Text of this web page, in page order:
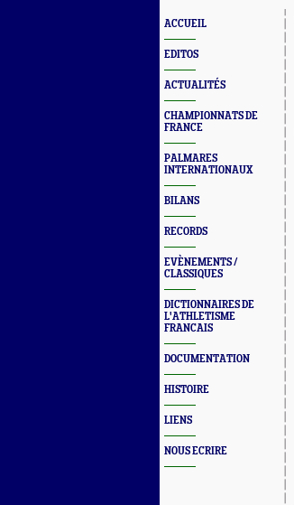
ACCUEIL
EDITOS
ACTUALITÉS
CHAMPIONNATS DE
FRANCE
PALMARES
INTERNATIONAUX
BILANS
RECORDS
EVÈNEMENTS /
CLASSIQUES
DICTIONNAIRES DE
L'ATHLETISME
FRANCAIS
DOCUMENTATION
HISTOIRE
LIENS
NOUS ECRIRE